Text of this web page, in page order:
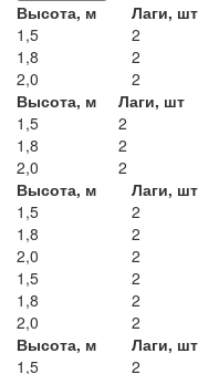
Высота, м
Лаги, шт
1,5
2
1,8
2
2,0
2
Высота, м
Лаги, шт
1,5
2
1,8
2
2,0
2
Высота, м
Лаги, шт
1,5
2
1,8
2
2,0
2
1,5
2
1,8
2
2,0
2
Высота, м
Лаги, шт
1,5
2